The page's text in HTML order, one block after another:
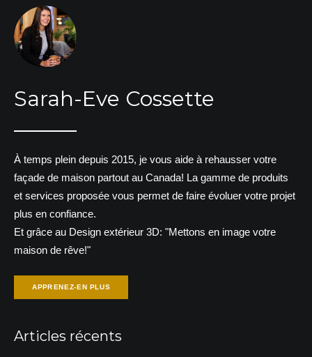
Sarah-Eve Cossette
À temps plein depuis 2015, je vous aide à rehausser votre
façade de maison partout au Canada! La gamme de produits
et services proposée vous permet de faire évoluer votre projet
plus en confiance.
Et grâce au Design extérieur 3D: "Mettons en image votre
maison de rêve!"
APPRENEZ-EN PLUS
Articles récents